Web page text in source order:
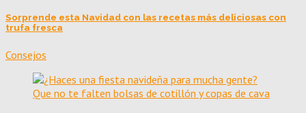
Sorprende esta Navidad con las recetas más deliciosas con
trufa fresca
Consejos